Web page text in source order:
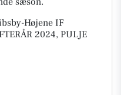
Højene IF
2024, PULJE